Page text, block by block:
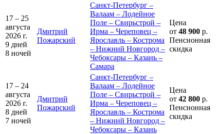
17 – 25
августа
2026 г.
9 дней
8 ночей
Дмитрий
Пожарский
Санкт-Петербург –
Валаам – Лодейное
Поле – Свирьстрой –
Ирма – Череповец –
Ярославль – Кострома
– Нижний Новгород –
Чебоксары – Казань –
Самара
Цена
от 48 900 р.
Пенсионная
скидка
17 – 24
августа
2026 г.
8 дней
7 ночей
Дмитрий
Пожарский
Санкт-Петербург –
Валаам – Лодейное
Поле – Свирьстрой –
Ирма – Череповец –
Ярославль – Кострома
– Нижний Новгород –
Чебоксары – Казань
Цена
от 42 800 р.
Пенсионная
скидка